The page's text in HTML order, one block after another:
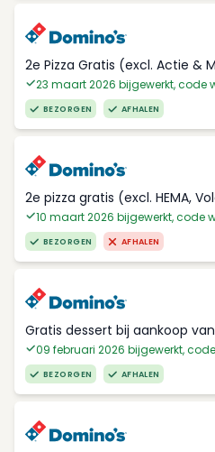
2e Pizza Gratis (excl. Actie &
23 maart 2026 bijgewerkt, code
BEZORGEN AFHALEN
2e pizza gratis (excl. HEMA,
10 maart 2026 bijgewerkt, code
BEZORGEN AFHALEN
Gratis dessert bij aankoop
09 februari 2026 bijgewerkt,
BEZORGEN AFHALEN